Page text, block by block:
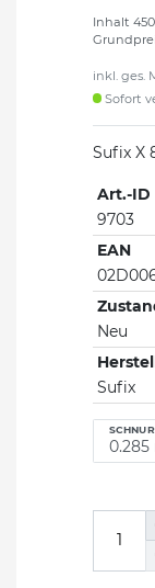
Inhalt 450
inkl. ges.
Sofort
Sufix X
Art.-ID
9703
EAN
Neu
Sufix